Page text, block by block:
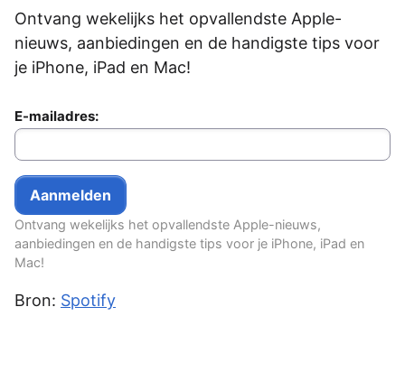
Ontvang wekelijks het opvallendste Apple-
nieuws, aanbiedingen en de handigste tips voor
je iPhone, iPad en Mac!
E-mailadres:
Ontvang wekelijks het opvallendste Apple-nieuws,
aanbiedingen en de handigste tips voor je iPhone, iPad en
Mac!
Bron: Spotify